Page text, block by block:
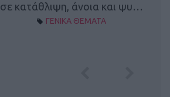
σε κατάθλιψη, άνοια και ψυ…
ΓΕΝΙΚΑ ΘΕΜΑΤΑ